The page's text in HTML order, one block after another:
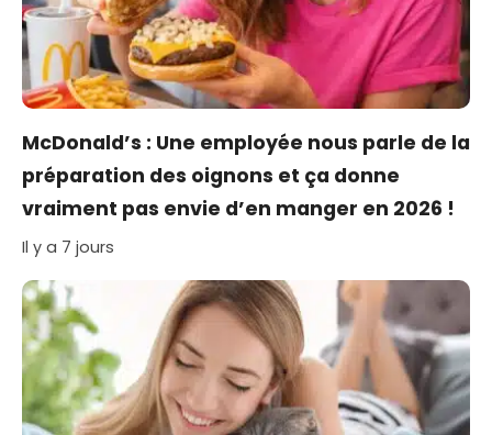
McDonald’s : Une employée nous parle de la
préparation des oignons et ça donne
vraiment pas envie d’en manger en 2026 !
Il y a 7 jours